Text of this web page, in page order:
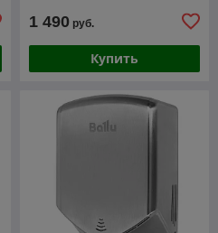
1 490 руб.
Купить